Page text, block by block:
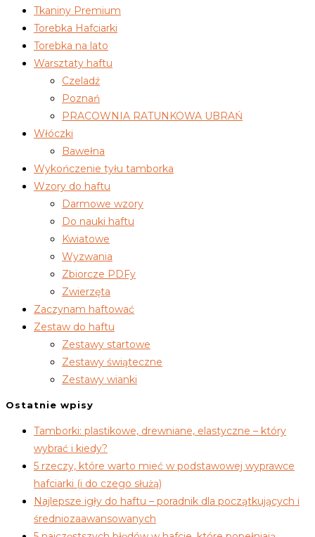
Tkaniny Premium
Torebka Hafciarki
Torebka na lato
Warsztaty haftu
Czeladź
Poznań
PRACOWNIA RATUNKOWA UBRAŃ
Włóczki
Bawełna
Wykończenie tyłu tamborka
Wzory do haftu
Darmowe wzory
Do nauki haftu
Kwiatowe
Wyzwania
Zbiorcze PDFy
Zwierzęta
Zaczynam haftować
Zestaw do haftu
Zestawy startowe
Zestawy świąteczne
Zestawy wianki
Ostatnie wpisy
Tamborki: plastikowe, drewniane, elastyczne – który
wybrać i kiedy?
5 rzeczy, które warto mieć w podstawowej wyprawce
hafciarki (i do czego służą)
Najlepsze igły do haftu – poradnik dla początkujących i
średniozaawansowanych